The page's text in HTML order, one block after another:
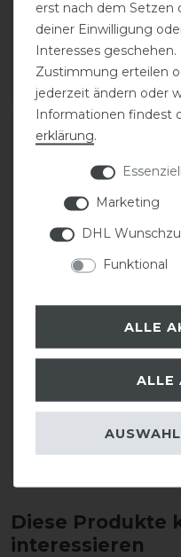
249,00 € *
ARTIKEL MERKEN
-20%
Steigbügelriemen Nylon
119,20 € *
Diese Produkte
interessieren
erst nach dem Setzen
deiner Einwilligung
Interesses
Zustimmung erteilen
jederzeit ändern oder
Informationen findest
erklärung.
Essenziell
Marketing
DHL
Funktional
ALLE
ALLE